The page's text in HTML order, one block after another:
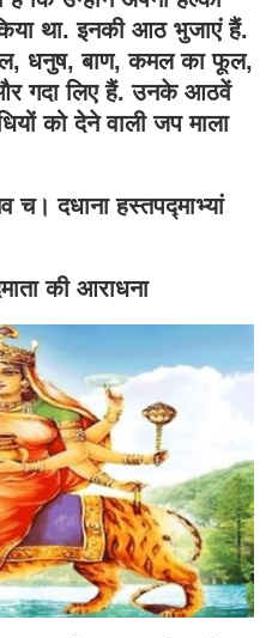
था. इनकी आठ भुजाएं हैं.
धनुष, बाण, कमल का फूल,
गदा लिए हैं. उनके आठवें
को देने वाली जप माला
च। दधाना हस्तपद्माभ्यां
की आराधना